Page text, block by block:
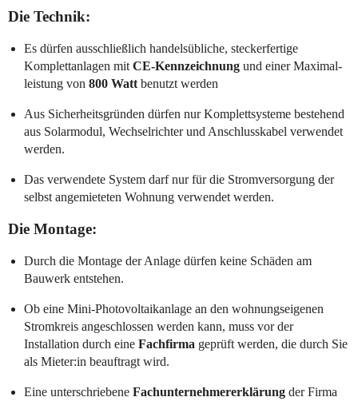
Die Technik:
Es dürfen ausschließlich handelsübliche, steckerfertige
Komplettanlagen mit CE-Kennzeichnung und einer Maximal-
leistung von 800 Watt benutzt werden
Aus Sicherheitsgründen dürfen nur Komplettsysteme bestehend
aus Solarmodul, Wechselrichter und Anschlusskabel verwendet
werden.
Das verwendete System darf nur für die Stromversorgung der
selbst angemieteten Wohnung verwendet werden.
Die Montage:
Durch die Montage der Anlage dürfen keine Schäden am
Bauwerk entstehen.
Ob eine Mini-Photovoltaikanlage an den wohnungseigenen
Stromkreis angeschlossen werden kann, muss vor der
Installation durch eine Fachfirma geprüft werden, die durch Sie
als Mieter:in beauftragt wird.
Eine unterschriebene Fachunternehmererklärung der Firma